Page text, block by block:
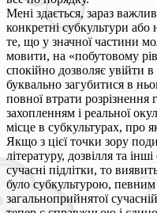
Мені здається, зараз
конкретні субкультури
те, що у значної частини
мовити, на «побутовому
спокійно дозволяє увійти
буквально загубитися в
повної втрати
захопленням і реальної
місце в субкультурах, про
Якщо з цієї точки зору
літературу, дозвілля та
сучасні підлітки, то
було субкультурою,
загальноприйнятої